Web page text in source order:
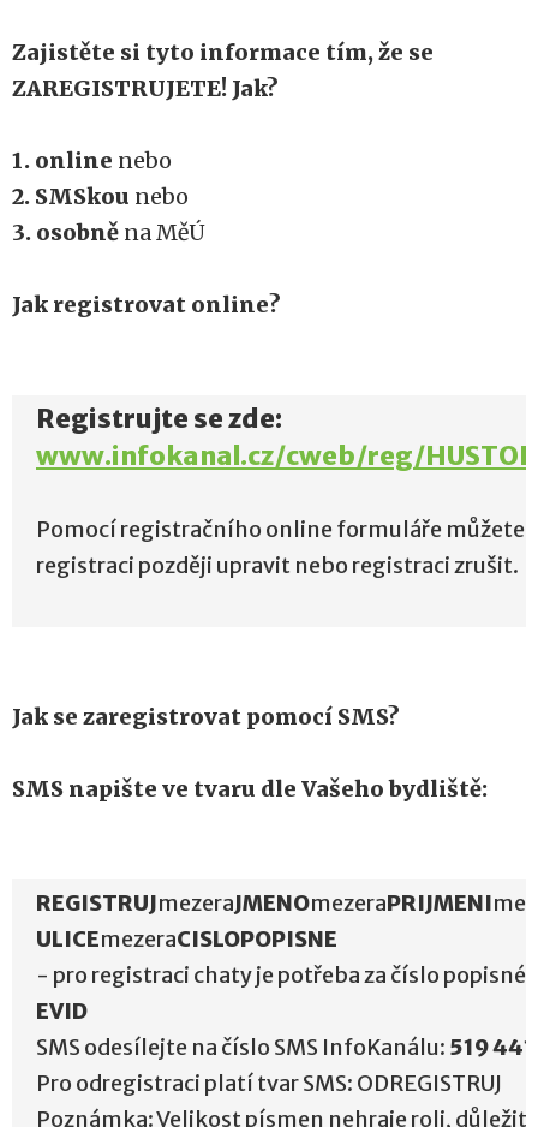
Zajistěte si tyto informace tím, že se
ZAREGISTRUJETE! Jak?
1. online nebo
2. SMSkou nebo
3. osobně na MěÚ
Jak registrovat online?
Registrujte se zde:
www.infokanal.cz/cweb/reg/
Pomocí registračního online formuláře můžete
registraci později upravit nebo registraci zrušit.
Jak se zaregistrovat pomocí SMS?
SMS napište ve tvaru dle Vašeho bydliště:
REGISTRUJmezeraJMENOmezeraPRIJMENI
ULICEmezeraCISLOPOPISNE
- pro registraci chaty je potřeba za číslo popisné
EVID
SMS odesílejte na číslo SMS InfoKanálu: 519 441
Pro odregistraci platí tvar SMS: ODREGISTRUJ
Poznámka: Velikost písmen nehraje roli,